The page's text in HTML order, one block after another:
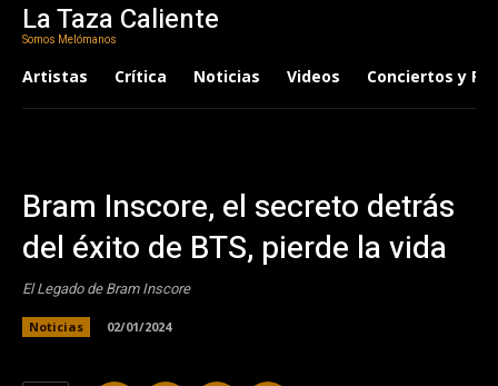
La Taza Caliente
Somos Melómanos
Artistas Crítica Noticias Videos Conciertos y
Bram Inscore, el secreto detrás
del éxito de BTS, pierde la vida
El Legado de Bram Inscore
Noticias 02/01/2024